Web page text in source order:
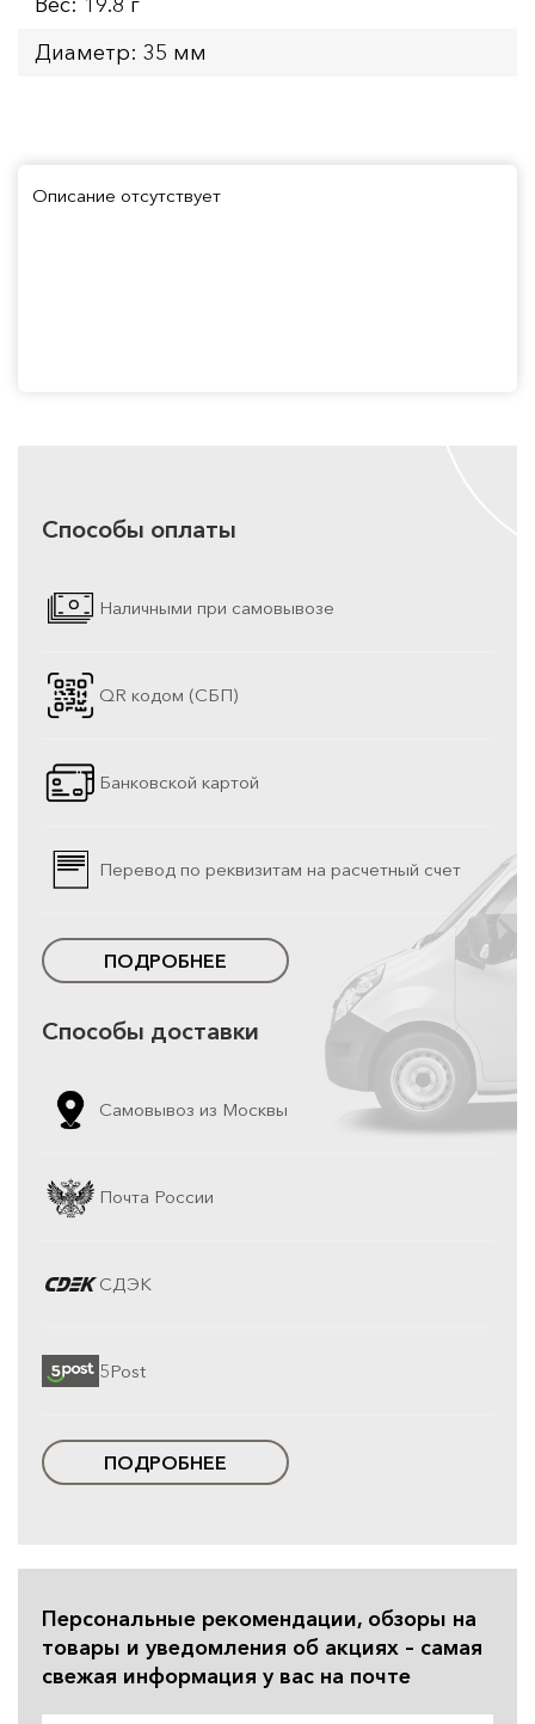
Диаметр: 35 мм
Описание отсутствует
Способы оплаты
Наличными при самовывозе
QR кодом (СБП)
Банковской картой
Перевод по реквизитам на расчетный счет
ПОДРОБНЕЕ
Способы доставки
Самовывоз из Москвы
Почта России
СДЭК
5Post
ПОДРОБНЕЕ
Персональные рекомендации, обзоры на
товары и уведомления об акциях – самая
свежая информация у вас на почте